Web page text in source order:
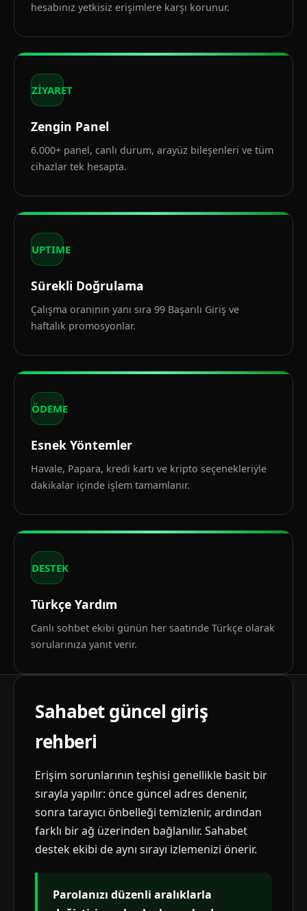
hesabınız yetkisiz erişimlere karşı korunur.
ZİYARET
Zengin Panel
6.000+ panel, canlı durum, arayüz bileşenleri ve tüm
cihazlar tek hesapta.
UPTIME
Sürekli Doğrulama
Çalışma oranının yanı sıra 99 Başarılı Giriş ve
haftalık promosyonlar.
ÖDEME
Esnek Yöntemler
Havale, Papara, kredi kartı ve kripto seçenekleriyle
dakikalar içinde işlem tamamlanır.
DESTEK
Türkçe Yardım
Canlı sohbet ekibi günün her saatinde Türkçe olarak
sorularınıza yanıt verir.
Sahabet güncel giriş
rehberi
Erişim sorunlarının teşhisi genellikle basit bir
sırayla yapılır: önce güncel adres denenir,
sonra tarayıcı önbelleği temizlenir, ardından
farklı bir ağ üzerinden bağlanılır. Sahabet
destek ekibi de aynı sırayı izlemenizi önerir.
Parolanızı düzenli aralıklarla